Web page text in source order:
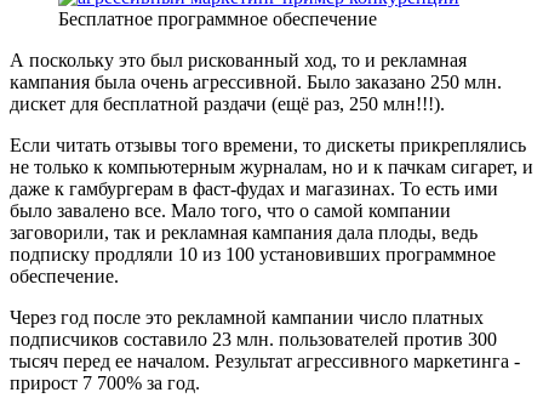
Бесплатное программное обеспечение
А поскольку это был рискованный ход, то и рекламная
кампания была очень агрессивной. Было заказано 250 млн.
дискет для бесплатной раздачи (ещё раз, 250 млн!!!).
Если читать отзывы того времени, то дискеты прикреплялись
не только к компьютерным журналам, но и к пачкам сигарет, и
даже к гамбургерам в фаст-фудах и магазинах. То есть ими
было завалено все. Мало того, что о самой компании
заговорили, так и рекламная кампания дала плоды, ведь
подписку продляли 10 из 100 установивших программное
обеспечение.
Через год после это рекламной кампании число платных
подписчиков составило 23 млн. пользователей против 300
тысяч перед ее началом. Результат агрессивного маркетинга -
прирост 7 700% за год.